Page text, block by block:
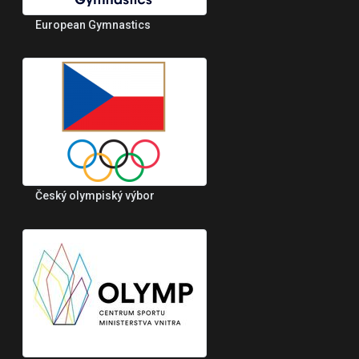
European Gymnastics
Český olympiský výbor